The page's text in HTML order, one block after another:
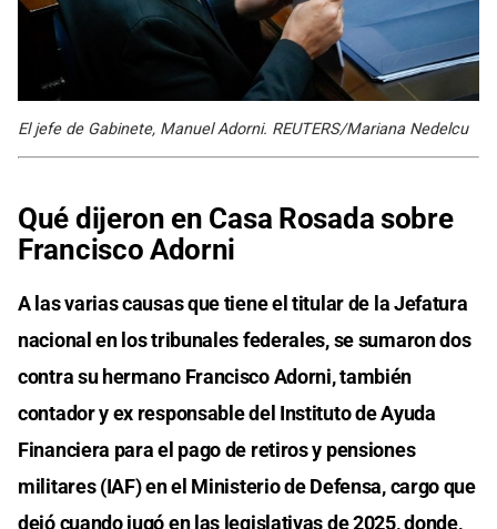
El jefe de Gabinete, Manuel Adorni. REUTERS/Mariana Nedelcu
Qué dijeron en Casa Rosada sobre
Francisco Adorni
A las varias causas que tiene el titular de la Jefatura
nacional en los tribunales federales, se sumaron dos
contra su hermano Francisco Adorni, también
contador y ex responsable del Instituto de Ayuda
Financiera para el pago de retiros y pensiones
militares (IAF) en el Ministerio de Defensa, cargo que
dejó cuando jugó en las legislativas de 2025, donde,